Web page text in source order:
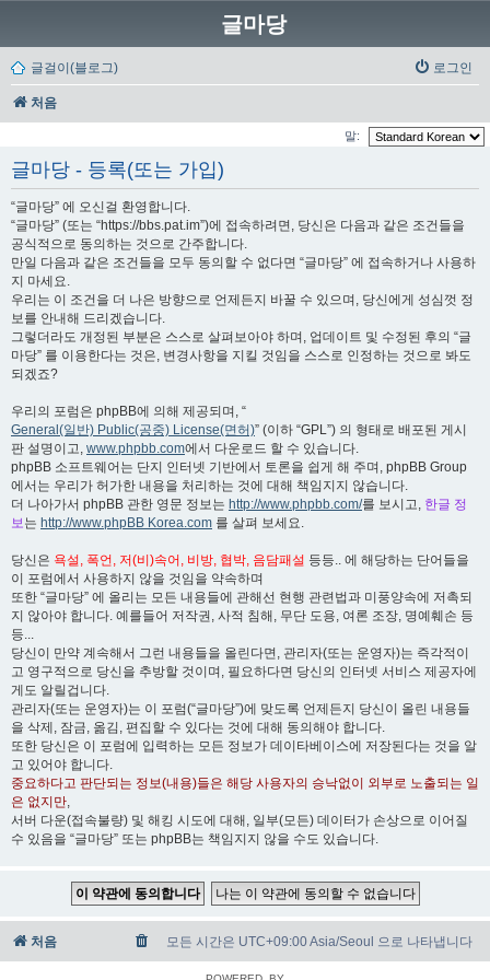
글마당
글걸이(블로그) 로그인
처음
말:
글마당 - 등록(또는 가입)
“글마당” 에 오신걸 환영합니다.
“글마당” (또는 “https://bbs.pat.im”)에 접속하려면, 당신은 다음과 같은 조건들을
공식적으로 동의하는 것으로 간주합니다.
만일 다음과 같은 조건들을 모두 동의할 수 없다면 “글마당” 에 접속하거나 사용하
지 마세요.
우리는 이 조건을 더 나은 방향으로 언제든지 바꿀 수 있으며, 당신에게 성심껏 정
보를 안내해 드리겠습니다.
그렇더라도 개정된 부분은 스스로 살펴보아야 하며, 업데이트 및 수정된 후의 “글
마당” 를 이용한다는 것은, 변경사항을 지킬 것임을 스스로 인정하는 것으로 봐도
되겠죠?
우리의 포럼은 phpBB에 의해 제공되며, “
General(일반) Public(공중) License(면허)” (이하 “GPL”) 의 형태로 배포된 게시
판 설명이고, www.phpbb.com에서 다운로드 할 수 있습니다.
phpBB 소프트웨어는 단지 인터넷 기반에서 토론을 쉽게 해 주며, phpBB Group
에서는 우리가 허가한 내용을 처리하는 것에 대해 책임지지 않습니다.
더 나아가서 phpBB 관한 영문 정보는 http://www.phpbb.com/를 보시고, 한글 정
보는 http://www.phpBB Korea.com 를 살펴 보세요.
당신은 욕설, 폭언, 저(비)속어, 비방, 협박, 음담패설 등등.. 에 해당하는 단어들을
이 포럼에서 사용하지 않을 것임을 약속하며
또한 “글마당” 에 올리는 모든 내용들에 관해선 현행 관련법과 미풍양속에 저촉되
지 않아야 합니다. 예를들어 저작권, 사적 침해, 무단 도용, 여론 조장, 명예훼손 등
등...
당신이 만약 계속해서 그런 내용들을 올린다면, 관리자(또는 운영자)는 즉각적이
고 영구적으로 당신을 추방할 것이며, 필요하다면 당신의 인터넷 서비스 제공자에
게도 알릴겁니다.
관리자(또는 운영자)는 이 포럼(“글마당”)에 맞도록 언제든지 당신이 올린 내용들
을 삭제, 잠금, 옮김, 편집할 수 있다는 것에 대해 동의해야 합니다.
또한 당신은 이 포럼에 입력하는 모든 정보가 데이타베이스에 저장된다는 것을 알
고 있어야 합니다.
중요하다고 판단되는 정보(내용)들은 해당 사용자의 승낙없이 외부로 노출되는 일
은 없지만,
서버 다운(접속불량) 및 해킹 시도에 대해, 일부(모든) 데이터가 손상으로 이어질
수 있음을 “글마당” 또는 phpBB는 책임지지 않을 수도 있습니다.
처음 모든 시간은 UTC+09:00 Asia/Seoul 으로 나타냅니다